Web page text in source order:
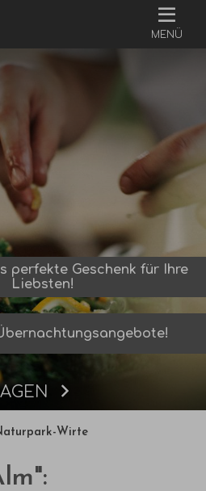
MENÜ
Buchen
perfekte Geschenk für Ihre
Liebsten!
Wirte